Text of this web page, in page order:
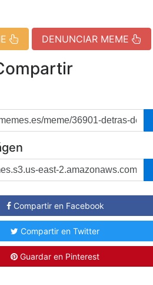
DENUNCIAR MEME
Compartir en Facebook
Compartir en Twitter
Guardar en Pinterest